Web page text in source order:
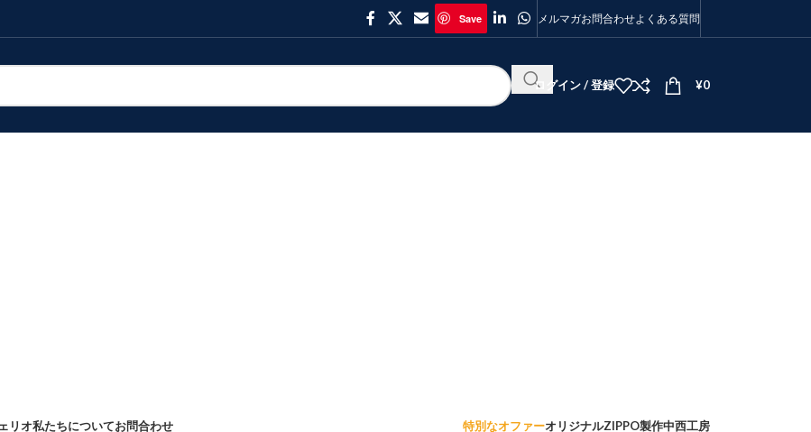
Save メルマガお問合わせよくある質問
ログイン / 登録 ¥0
リオ私たちについてお問合わせ 特別なオファーオリジナルZIPPO製作中西工房